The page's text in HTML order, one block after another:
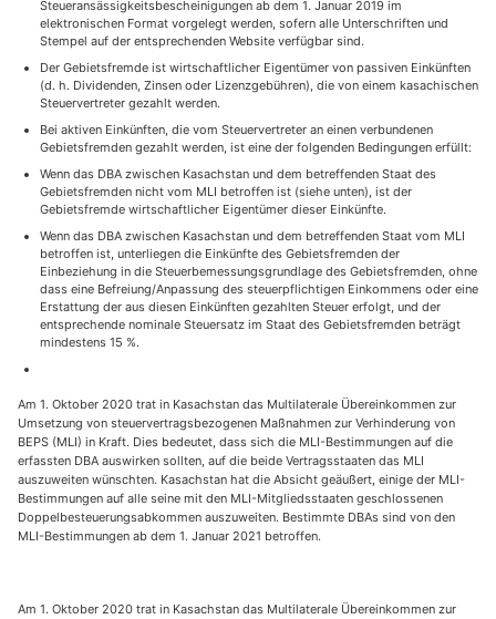
Steueransässigkeitsbescheinigungen ab dem 1. Januar 2019 im
elektronischen Format vorgelegt werden, sofern alle Unterschriften und
Stempel auf der entsprechenden Website verfügbar sind.
Der Gebietsfremde ist wirtschaftlicher Eigentümer von passiven Einkünften
(d. h. Dividenden, Zinsen oder Lizenzgebühren), die von einem kasachischen
Steuervertreter gezahlt werden.
Bei aktiven Einkünften, die vom Steuervertreter an einen verbundenen
Gebietsfremden gezahlt werden, ist eine der folgenden Bedingungen erfüllt:
Wenn das DBA zwischen Kasachstan und dem betreffenden Staat des
Gebietsfremden nicht vom MLI betroffen ist (siehe unten), ist der
Gebietsfremde wirtschaftlicher Eigentümer dieser Einkünfte.
Wenn das DBA zwischen Kasachstan und dem betreffenden Staat vom MLI
betroffen ist, unterliegen die Einkünfte des Gebietsfremden der
Einbeziehung in die Steuerbemessungsgrundlage des Gebietsfremden, ohne
dass eine Befreiung/Anpassung des steuerpflichtigen Einkommens oder eine
Erstattung der aus diesen Einkünften gezahlten Steuer erfolgt, und der
entsprechende nominale Steuersatz im Staat des Gebietsfremden beträgt
mindestens 15 %.
Am 1. Oktober 2020 trat in Kasachstan das Multilaterale Übereinkommen zur
Umsetzung von steuervertragsbezogenen Maßnahmen zur Verhinderung von
BEPS (MLI) in Kraft. Dies bedeutet, dass sich die MLI-Bestimmungen auf die
erfassten DBA auswirken sollten, auf die beide Vertragsstaaten das MLI
auszuweiten wünschten. Kasachstan hat die Absicht geäußert, einige der MLI-
Bestimmungen auf alle seine mit den MLI-Mitgliedsstaaten geschlossenen
Doppelbesteuerungsabkommen auszuweiten. Bestimmte DBAs sind von den
MLI-Bestimmungen ab dem 1. Januar 2021 betroffen.
Am 1. Oktober 2020 trat in Kasachstan das Multilaterale Übereinkommen zur